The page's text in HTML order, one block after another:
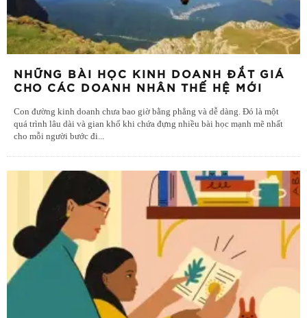
NHỮNG BÀI HỌC KINH DOANH ĐẮT GIÁ
CHO CÁC DOANH NHÂN THẾ HỆ MỚI
Con đường kinh doanh chưa bao giờ bằng phẳng và dễ dàng. Đó là một
quá trình lâu dài và gian khổ khi chứa đựng nhiều bài học mạnh mẽ nhất
cho mỗi người bước đi...